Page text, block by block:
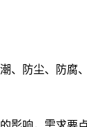
、防尘、防腐